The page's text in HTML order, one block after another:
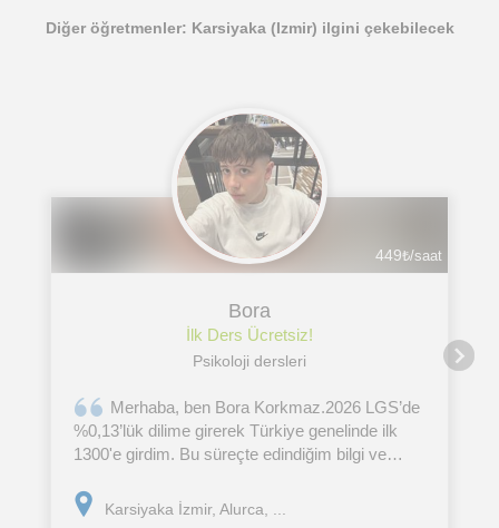
Diğer öğretmenler: Karsiyaka (Izmir) ilgini çekebilecek
449₺/saat
Bora
İlk Ders Ücretsiz!
Psikoloji dersleri
Merhaba, ben Bora Korkmaz.2026 LGS’de
%0,13’lük dilime girerek Türkiye genelinde ilk
1300'e girdim. Bu süreçte edindiğim bilgi ve
koçluk hizmeti sunuyorum.Öğrencinin seviyesini
Karsiyaka İzmir, Alurca, ...